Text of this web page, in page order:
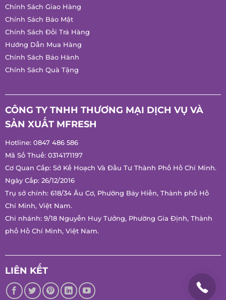
Chính Sách Giao Hàng
Chính Sách Bảo Mật
Chính Sách Đổi Trả Hàng
Hướng Dẫn Mua Hàng
Chính Sách Quà Tặng
CÔNG TY TNHH THƯƠNG MẠI DỊCH VỤ VÀ
SẢN XUẤT MFRESH
Cơ Quan Cấp: Sở Kế Hoạch Và Đầu Tư Thành Phố Hồ Chí
Minh.
Ngày Cấp: 26/12/2016
Trụ sở chính: 618/34 Âu Cơ, Phường Bảy Hiền, Thành phố Hồ
Chí Minh, Việt Nam.
Chi nhánh: 9/18 Nguyễn Huy Tưởng, Phường Gia Định, Thành
LIÊN KẾT